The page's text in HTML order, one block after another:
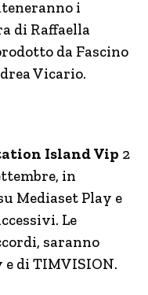
i
di Raffaella
da Fascino
Vicario.
Island Vip 2
in
Mediaset Play e
Le
saranno
e di TIMVISION.